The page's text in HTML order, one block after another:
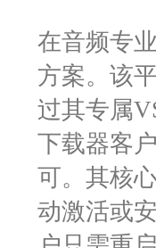
在音频专
方案。该
过其专属
下载器客
可。其核
动激活或